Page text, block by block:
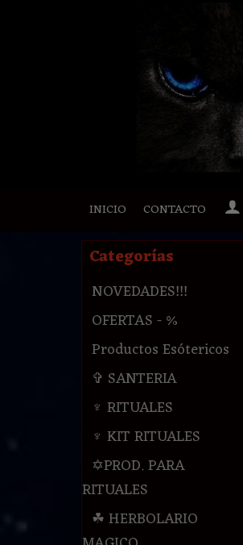
INICIO CONTACTO
Categorías
NOVEDADES!!!
OFERTAS - %
Productos Esótericos
✞ SANTERIA
♆ RITUALES
♆ KIT RITUALES
✡PROD. PARA
RITUALES
☘ HERBOLARIO